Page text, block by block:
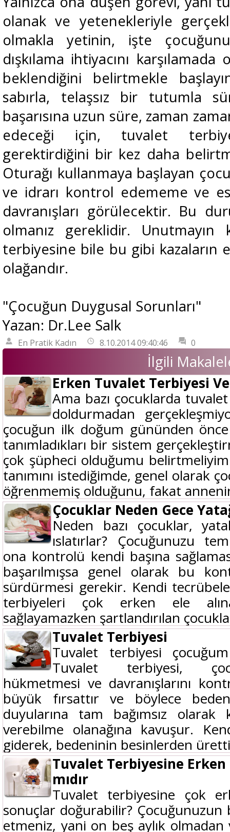
olanak ve yetenekleriyle
olmakla yetinin, işte
dışkılama ihtiyacını karşılamada
beklendiğini belirtmekle
sabırla, telaşsız bir tutumla
başarısına uzun süre, zaman
edeceği için, tuvalet
gerektirdiğini bir kez daha
Oturağı kullanmaya başlayan
ve idrarı kontrol edememe ve
davranışları görülecektir. Bu
olmanız gereklidir.
terbiyesine bile bu gibi kazaların
olağandır.
"Çocuğun Duygusal Sorunları"
Yazan: Dr.Lee Salk
En Pratik Kadın 8.10.2014 09:40:46 0
İlgili
Erken Tuvalet Terbiyesi
Ama bazı çocuklarda
doldurmadan
çocuğun ilk doğum gününden
tanımladıkları bir sistem
çok şüpheci olduğumu
tanımını istediğimde, genel olarak
öğrenmemiş olduğunu, fakat
Çocuklar Neden Gece
Neden bazı çocuklar,
ıslatırlar? Çocuğunuzu
ona kontrolü kendi başına
başarılmışsa genel olarak bu
sürdürmesi gerekir. Kendi
terbiyeleri çok erken ele
sağlayamazken şartlandırılan
Tuvalet Terbiyesi
Tuvalet terbiyesi
Tuvalet terbiyesi,
hükmetmesi ve davranışlarını
büyük fırsattır ve böylece
duyularına tam bağımsız
verebilme olanağına kavuşur.
giderek, bedeninin besinlerden
Tuvalet Terbiyesine Erken
mıdır
Tuvalet terbiyesine çok
sonuçlar doğurabilir? Çocuğunuzun
etmeniz, yani on beş aylık olmadan